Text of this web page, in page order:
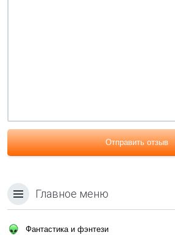
Отправить отзыв
Главное меню
Фантастика и фэнтези